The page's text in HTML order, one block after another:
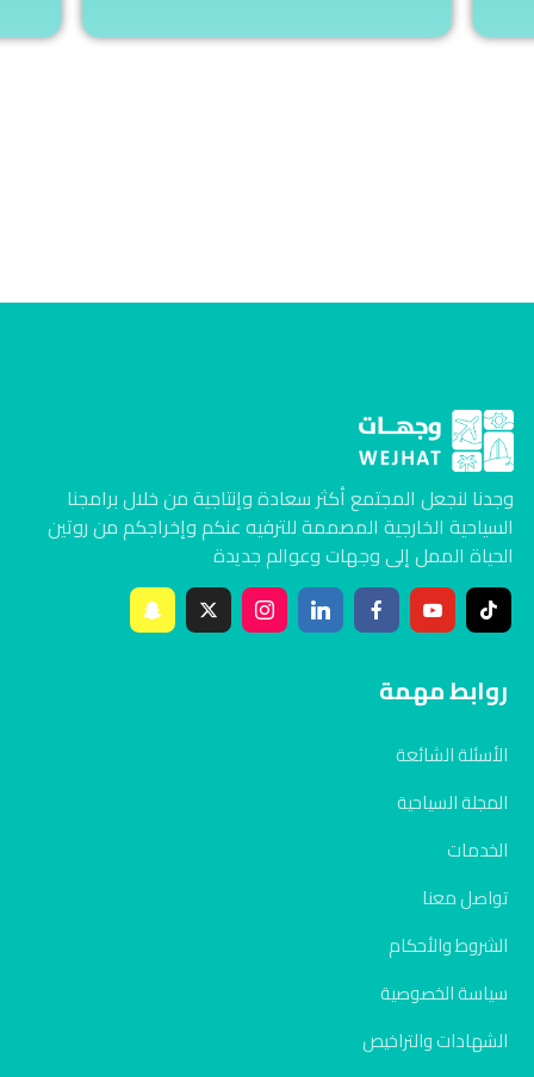
وجدنا لنجعل المجتمع أكثر سعادة وإنتاجية من خلال برامجنا
السياحية الخارجية المصممة للترفيه عنكم وإخراجكم من روتين
الحياة الممل إلى وجهات وعوالم جديدة
روابط مهمة
الأسئلة الشائعة
المجلة السياحية
الخدمات
تواصل معنا
الشروط والأحكام
سياسة الخصوصية
الشهادات والتراخيص